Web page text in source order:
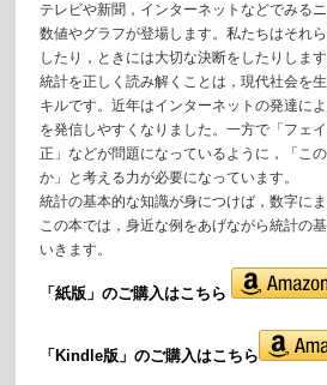
テレビや新聞，インターネットなどでみる
数値やグラフが登場します。私たちはそれ
したり，ときには大切な決断をしたりします
統計を正しく読み解くことは，現代社会を
キルです。近年はインターネットの発達に
を発信しやすくなりました。一方で「フェ
正」などが問題になっているように，「こ
か」と考える力が必要になっています。
統計の基本的な知識が身につけば，数字に
この本では，身近な例をあげながら統計の
いきます。
「紙版」のご購入はこちら
「Kindle版」のご購入はこちら